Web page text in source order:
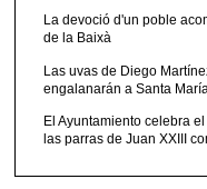
La devoció d'un poble
de la Baixà
Las uvas de Diego
engalanarán a Santa
El Ayuntamiento celebra
las parras de Juan XXIII